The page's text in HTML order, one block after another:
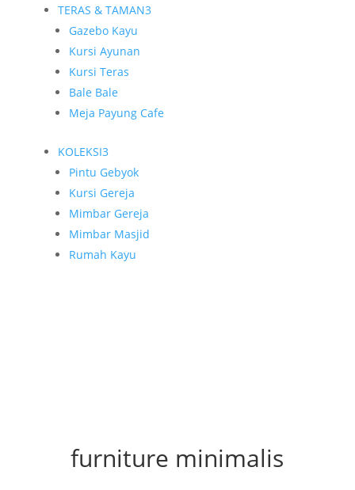
TERAS & TAMAN3
Gazebo Kayu
Kursi Ayunan
Kursi Teras
Bale Bale
Meja Payung Cafe
KOLEKSI3
Pintu Gebyok
Kursi Gereja
Mimbar Gereja
Mimbar Masjid
Rumah Kayu
furniture minimalis